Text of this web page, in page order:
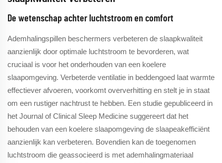
De wetenschap achter luchtstroom en comfort
Ademhalingspillen beschermers verbeteren de slaapkwaliteit
aanzienlijk door optimale luchtstroom te bevorderen, wat
cruciaal is voor het onderhouden van een koelere
slaapomgeving. Verbeterde ventilatie in beddengoed laat warmte
effectiever afvoeren, voorkomt oververhitting en stelt je in staat
om een rustiger nachtrust te hebben. Een studie gepubliceerd in
het Journal of Clinical Sleep Medicine suggereert dat het
behouden van een koelere slaapomgeving de slaapeakefficiënt
aanzienlijk kan verbeteren. Bovendien kan de toegenomen
luchtstroom die geassocieerd is met ademhalingmateriaal